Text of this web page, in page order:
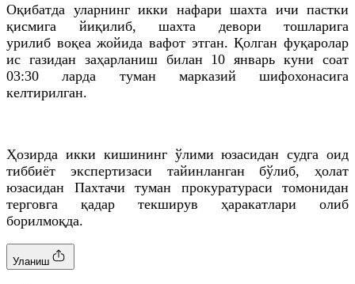
Оқибатда уларнинг икки нафари шахта ичи пастки
қисмига йиқилиб, шахта девори тошларига
урилиб воқеа жойида вафот этган. Қолган фуқаролар
ис газидан заҳарланиш билан 10 январь куни соат
03:30 ларда туман марказий шифохонасига
келтирилган.
Ҳозирда икки кишининг ўлими юзасидан судга оид
тиббиёт экспертизаси тайинланган бўлиб, ҳолат
юзасидан Пахтачи туман прокуратураси томонидан
терговга қадар текширув ҳаракатлари олиб
борилмоқда.
Уланиш